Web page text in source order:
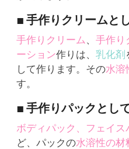
■ 手作りクリームと
手作りクリーム 、 手作り
ーション作りは、 乳化剤
して作ります。その水溶
す。
■ 手作りパックとし
ボディパック、フェイ
ど、パックの水溶性の材